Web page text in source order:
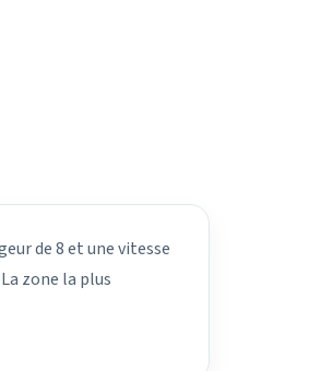
de 8 et une vitesse
zone la plus